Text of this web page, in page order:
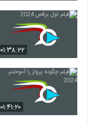
۰۱:۳۸:۲۲
۰۱:۴۱:۲۰